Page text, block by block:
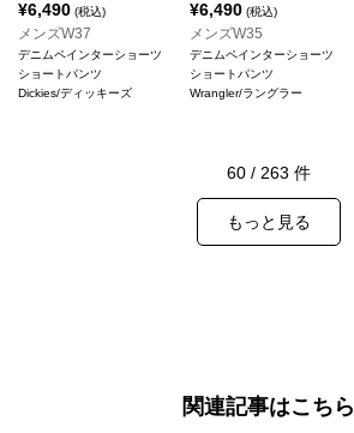
¥6,490 (税込)
メンズW37
デニムペインターショーツ
ショートパンツ
Dickies/ディッキーズ
¥6,490(税込)
メンズW35
デニムペインターショーツ
ショートパンツ
Wrangler/ラングラー
60 / 263 件
もっと見る
関連記事はこちら